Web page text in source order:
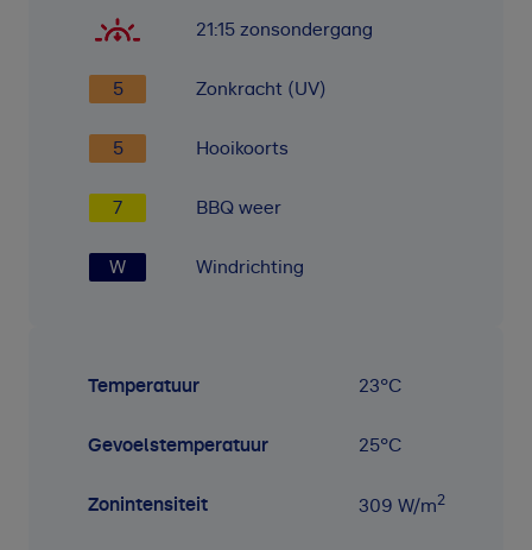
21:15 zonsondergang
5 Zonkracht (UV)
5 Hooikoorts
7 BBQ weer
W Windrichting
Temperatuur 23°C
Gevoelstemperatuur 25°C
Zonintensiteit 309 W/m2